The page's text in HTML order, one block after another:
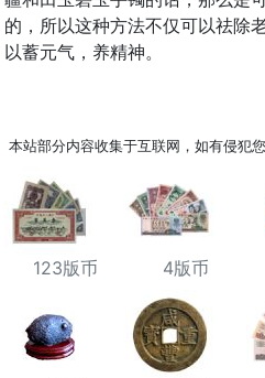
的，所以这种方法不仅可以祛除
以蓄元气，养精神。
本站部分内容收集于互联网，如有侵犯
123版币 4版币